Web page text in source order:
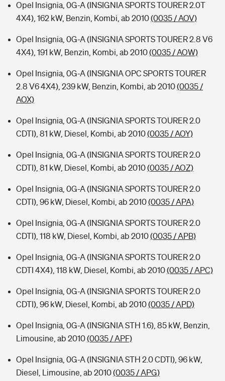
Opel Insignia, 0G-A (INSIGNIA SPORTS TOURER 2.0T
4X4), 162 kW, Benzin, Kombi, ab 2010(0035 / AOV)
Opel Insignia, 0G-A (INSIGNIA SPORTS TOURER 2.8 V6
4X4), 191 kW, Benzin, Kombi, ab 2010(0035 / AOW)
Opel Insignia, 0G-A (INSIGNIA OPC SPORTS TOURER
2.8 V6 4X4), 239 kW, Benzin, Kombi, ab 2010(0035 /
AOX)
Opel Insignia, 0G-A (INSIGNIA SPORTS TOURER 2.0
CDTI), 81 kW, Diesel, Kombi, ab 2010(0035 / AOY)
Opel Insignia, 0G-A (INSIGNIA SPORTS TOURER 2.0
CDTI), 81 kW, Diesel, Kombi, ab 2010(0035 / AOZ)
Opel Insignia, 0G-A (INSIGNIA SPORTS TOURER 2.0
CDTI), 96 kW, Diesel, Kombi, ab 2010(0035 / APA)
Opel Insignia, 0G-A (INSIGNIA SPORTS TOURER 2.0
CDTI), 118 kW, Diesel, Kombi, ab 2010(0035 / APB)
Opel Insignia, 0G-A (INSIGNIA SPORTS TOURER 2.0
CDTI 4X4), 118 kW, Diesel, Kombi, ab 2010(0035 / APC)
Opel Insignia, 0G-A (INSIGNIA SPORTS TOURER 2.0
CDTI), 96 kW, Diesel, Kombi, ab 2010(0035 / APD)
Opel Insignia, 0G-A (INSIGNIA STH 1.6), 85 kW, Benzin,
Limousine, ab 2010(0035 / APF)
Opel Insignia, 0G-A (INSIGNIA STH 2.0 CDTI), 96 kW,
Diesel, Limousine, ab 2010(0035 / APG)